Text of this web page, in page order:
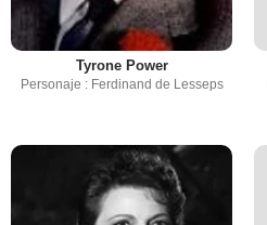
Tyrone Power
Personaje : Ferdinand de Lesseps